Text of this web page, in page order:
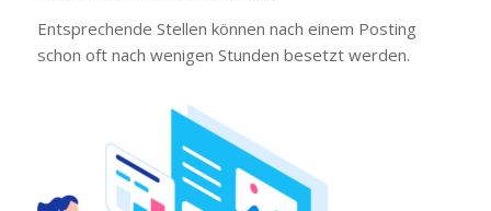
Entsprechende Stellen können nach einem Posting
schon oft nach wenigen Stunden besetzt werden.